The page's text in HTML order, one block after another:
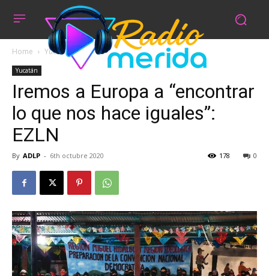
Home Yucatán
Yucatán
Iremos a Europa a “encontrar
lo que nos hace iguales”:
EZLN
By ADLP - 6th octubre 2020 0
178